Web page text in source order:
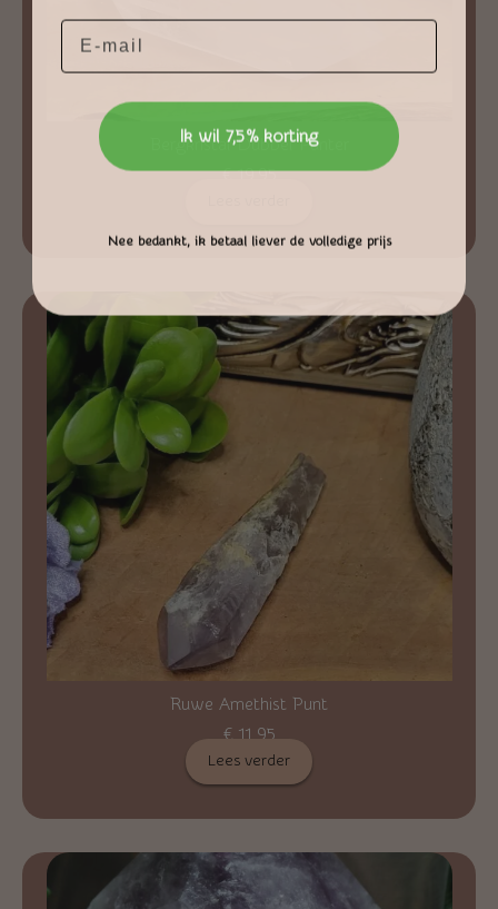
Bergkristal Dubbel Punter
€19,95
Ruwe Amethist Punt
€11,95
Lees verder
Email
Ik wil 7,5% korting
Nee bedankt, ik betaal liever de volledige prijs